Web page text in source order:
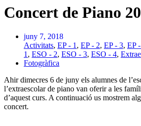
Concert de Piano
juny 7, 2018
Activitats, EP - 1 , EP - 2, EP - 3, EP
1 , ESO - 2, ESO - 3, ESO - 4,
Fotogràfica
Ahir dimecres 6 de juny els alumnes de
l’extraescolar de piano van oferir a les
d’aquest curs. A continuació us mostrem
concert.